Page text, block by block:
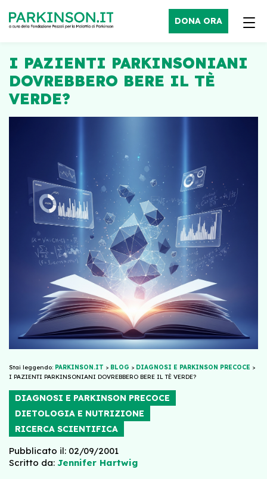
DONA ORA
I PAZIENTI PARKINSONIANI
DOVREBBERO BERE IL TÈ
VERDE?
Stai leggendo: PARKINSON.IT > BLOG > DIAGNOSI E PARKINSON PRECOCE >
I PAZIENTI PARKINSONIANI DOVREBBERO BERE IL TÈ VERDE?
DIAGNOSI E PARKINSON PRECOCE
DIETOLOGIA E NUTRIZIONE
RICERCA SCIENTIFICA
Pubblicato il: 02/09/2001
Scritto da: Jennifer Hartwig